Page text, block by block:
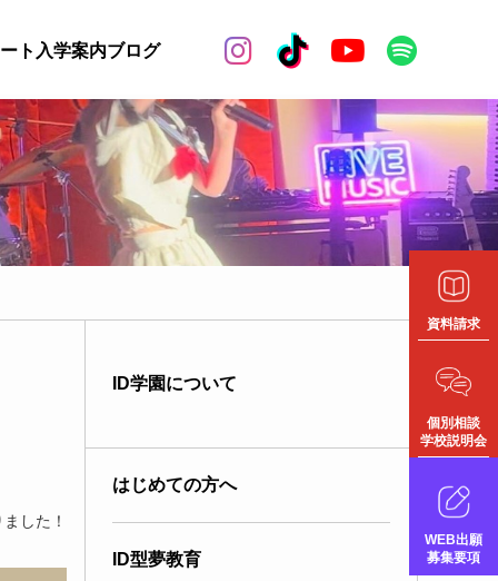
ト 入学案内ブログ  
資料請求
個別相談
学校説明会
WEB出願
募集要項
した！
ID学園について
はじめての方へ
ID型夢教育